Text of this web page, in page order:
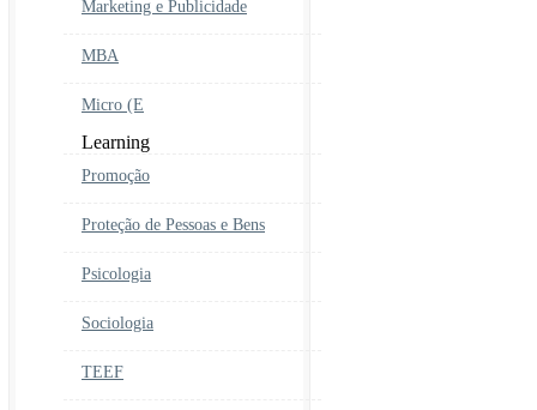
Marketing e Publicidade
MBA
Micro (E
Learning
Promoção
Proteção de Pessoas e Bens
Psicologia
Sociologia
TEEF